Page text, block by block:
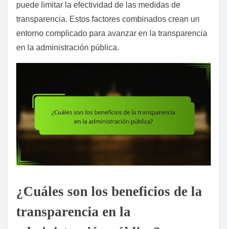
puede limitar la efectividad de las medidas de
transparencia. Estos factores combinados crean un
entorno complicado para avanzar en la transparencia
en la administración pública.
¿Cuáles son los beneficios de la
transparencia en la